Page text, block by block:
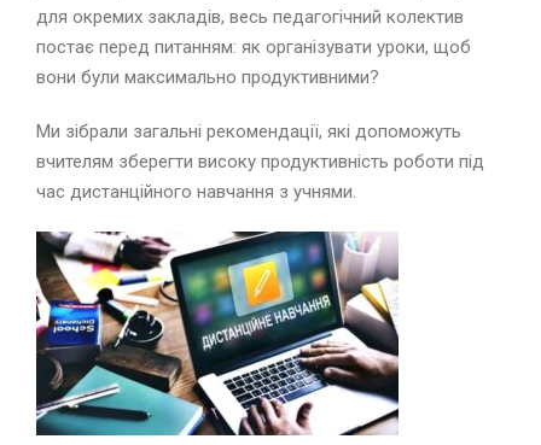
для окремих закладів, весь педагогічний колектив
постає перед питанням: як організувати уроки, щоб
вони були максимально продуктивними?
Ми зібрали загальні рекомендації, які допоможуть
вчителям зберегти високу продуктивність роботи під
час дистанційного навчання з учнями.